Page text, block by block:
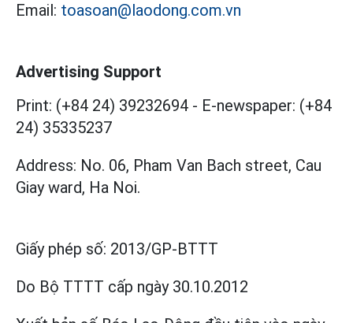
Email: toasoan@laodong.com.vn
Advertising Support
Print: (+84 24) 39232694 - E-newspaper: (+84
24) 35335237
Address: No. 06, Pham Van Bach street, Cau
Giay ward, Ha Noi.
Giấy phép số: 2013/GP-BTTT
Do Bộ TTTT cấp ngày 30.10.2012